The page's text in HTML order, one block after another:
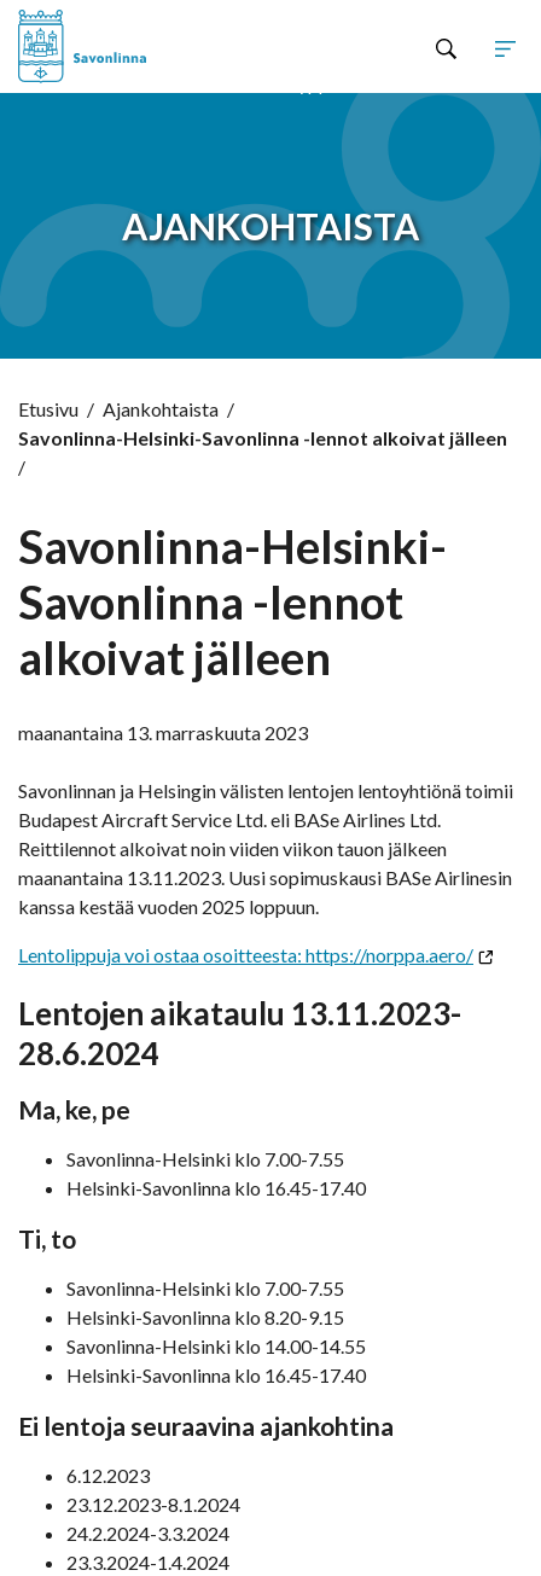
AJANKOHTAISTA
Etusivu / Ajankohtaista /
Savonlinna-Helsinki-Savonlinna -lennot alkoivat jälleen
/
Savonlinna-Helsinki-
Savonlinna -lennot
alkoivat jälleen
maanantaina 13. marraskuuta 2023
Savonlinnan ja Helsingin välisten lentojen lentoyhtiönä toimii
Budapest Aircraft Service Ltd. eli BASe Airlines Ltd.
Reittilennot alkoivat noin viiden viikon tauon jälkeen
maanantaina 13.11.2023. Uusi sopimuskausi BASe Airlinesin
kanssa kestää vuoden 2025 loppuun.
Lentolippuja voi ostaa osoitteesta: https://norppa.aero/
Lentojen aikataulu 13.11.2023-
28.6.2024
Ma, ke, pe
Savonlinna-Helsinki klo 7.00-7.55
Helsinki-Savonlinna klo 16.45-17.40
Ti, to
Savonlinna-Helsinki klo 7.00-7.55
Helsinki-Savonlinna klo 8.20-9.15
Savonlinna-Helsinki klo 14.00-14.55
Helsinki-Savonlinna klo 16.45-17.40
Ei lentoja seuraavina ajankohtina
6.12.2023
23.12.2023-8.1.2024
24.2.2024-3.3.2024
23.3.2024-1.4.2024